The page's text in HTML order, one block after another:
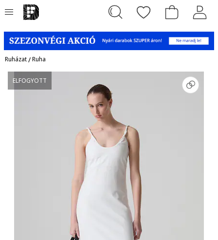
Ruházat/Ruha
ELFOGYOTT